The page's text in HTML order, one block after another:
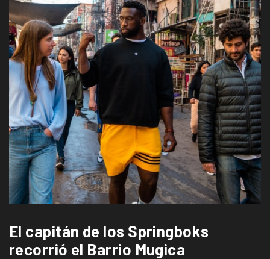
El capitán de los Springboks
recorrió el Barrio Mugica